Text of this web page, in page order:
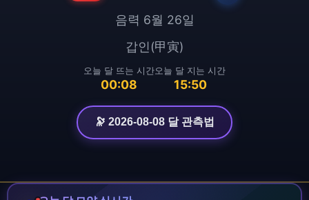
음력 6월 26일
갑인(甲寅)
오늘 달 뜨는 시간
00:08
오늘 달 지는 시간
15:50
🔭 2026-08-08 달 관측법